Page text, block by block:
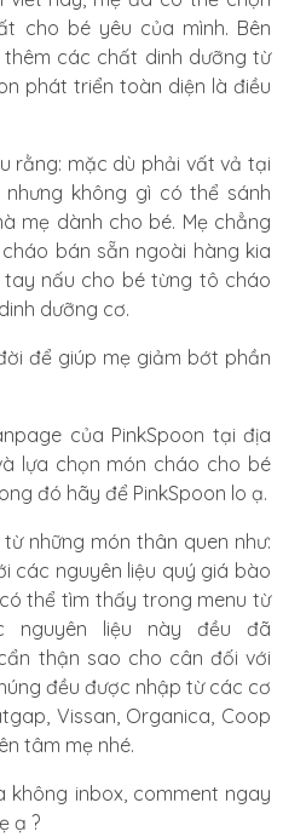
cho bé yêu của mình. Bên
các chất dinh dưỡng từ
phát triển toàn diện là điều
rằng: mặc dù phải vất vả tại
không gì có thể sánh
mẹ dành cho bé. Mẹ chẳng
bán sẵn ngoài hàng kia
nấu cho bé từng tô cháo
dưỡng cơ.
để giúp mẹ giảm bớt phần
của PinkSpoon tại địa
lựa chọn món cháo cho bé
đó hãy để PinkSpoon lo ạ.
những món thân quen như:
các nguyên liệu quý giá bào
thể tìm thấy trong menu từ
nguyên liệu này đều đã
thận sao cho cân đối với
đều được nhập từ các cơ
Vissan, Organica, Coop
tâm mẹ nhé.
không inbox, comment ngay
ạ ?